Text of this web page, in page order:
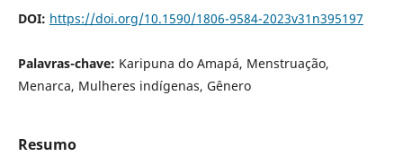
DOI: https://doi.org/10.1590/1806-9584-2023v31n395197
Palavras-chave: Karipuna do Amapá, Menstruação,
Menarca, Mulheres indígenas, Gênero
Resumo